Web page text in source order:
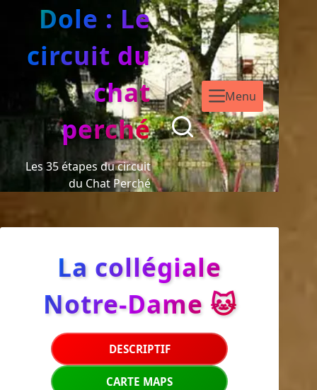
Dole : Le
circuit du
chat
perché
Les 35 étapes du circuit
du Chat Perché
Menu
La collégiale
Notre-Dame 🐱
DESCRIPTIF
CARTE MAPS